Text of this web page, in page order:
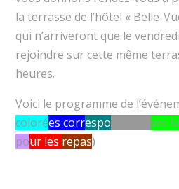
la terrasse de l’hôtel « Belle-
qui n’arriveront que le
rejoindre sur cette même
heures.
Voici le programme de
colorées correspo vec
pour les repas)